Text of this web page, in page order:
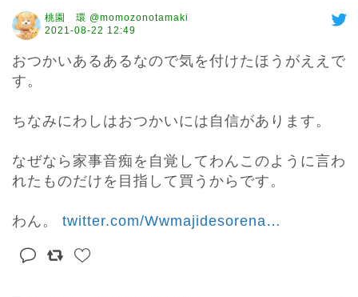
桃園 環 @momozonotamaki
2021-08-22 12:49
おつかいあるあるなので気を付けたほうがええで
す。
ちなみにわしはおつかいには自信があります。
なぜなら家事音痴を自覚してわんこのように言わ
れたものだけを目指して買うからです。
わん。 twitter.com/Wwmajidesorena…